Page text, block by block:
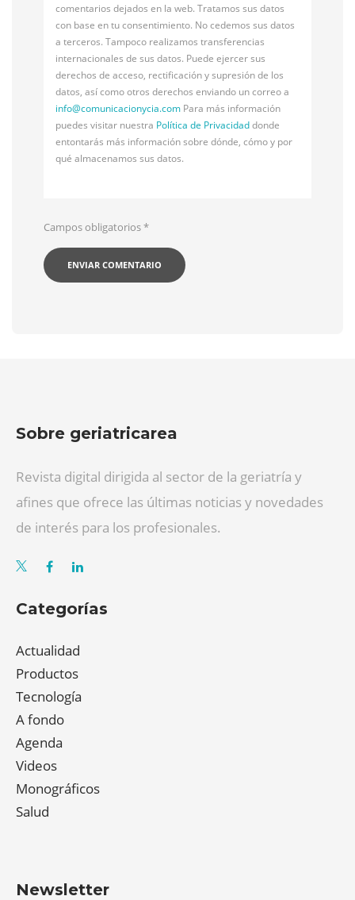
comentarios dejados en la web. Tratamos sus datos
con base en tu consentimiento. No cedemos sus datos
a terceros. Tampoco realizamos transferencias
internacionales de sus datos. Puede ejercer sus
derechos de acceso, rectificación y supresión de los
datos, así como otros derechos enviando un correo a
info@comunicacionycia.com Para más información
puedes visitar nuestra Política de Privacidaddonde
entontarás más información sobre dónde, cómo y por
qué almacenamos sus datos.
Campos obligatorios*
Sobre geriatricarea
Revista digital dirigida al sector de la geriatría y
afines que ofrece las últimas noticias y novedades
de interés para los profesionales.
Categorías
Actualidad
Productos
Tecnología
A fondo
Agenda
Videos
Monográficos
Salud
Newsletter